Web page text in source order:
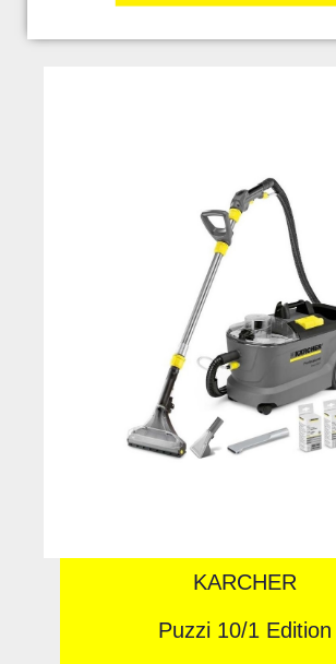
KARCHER
Puzzi 10/1 Edition